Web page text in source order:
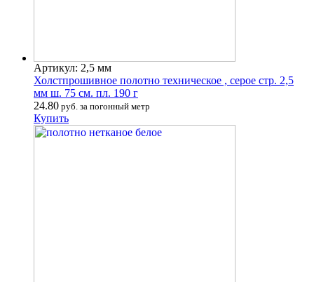
Артикул: 2,5 мм
Холстпрошивное полотно техническое , серое стр. 2,5
мм ш. 75 см. пл. 190 г
24.80 руб. за погонный метр
Купить